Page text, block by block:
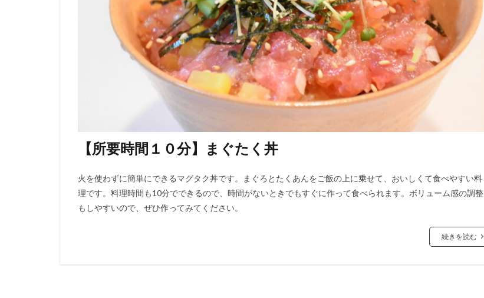
【所要時間１０分】まぐたく丼
火を使わずに簡単にできるマグタク丼です。まぐろとたくあんをご飯の上に乗せて、おいしくて食べやすい料
理です。料理時間も10分でできるので、時間がないときでもすぐに作って食べられます。ボリューム感の調整
もしやすいので、ぜひ作ってみてください。
続きを読む